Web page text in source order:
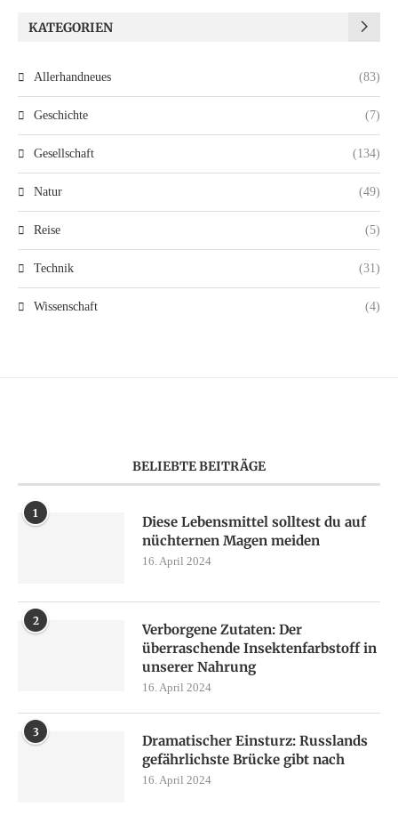
KATEGORIEN
Allerhandneues (83)
Geschichte (7)
Gesellschaft (134)
Natur (49)
Reise (5)
Technik (31)
Wissenschaft (4)
BELIEBTE BEITRÄGE
1
Diese Lebensmittel solltest du auf
nüchternen Magen meiden
16. April 2024
2
Verborgene Zutaten: Der
überraschende Insektenfarbstoff in
unserer Nahrung
16. April 2024
3
Dramatischer Einsturz: Russlands
gefährlichste Brücke gibt nach
16. April 2024